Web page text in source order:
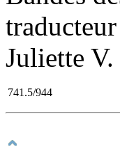
Juliette
741.5/944